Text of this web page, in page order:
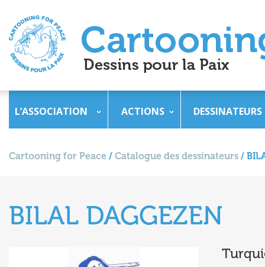
L’ASSOCIATION ACTIONS DESSINATEURS
Cartooning for Peace / Catalogue des dessinateurs /
BILAL DAGGEZEN